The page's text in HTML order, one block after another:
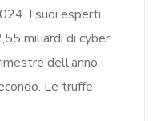
I suoi esperti
miliardi di cyber
dell’anno,
Le truffe